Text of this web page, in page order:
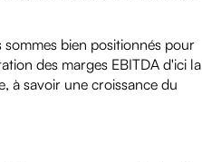
bien positionnés pour
des marges EBITDA d'ici la
à savoir une croissance du